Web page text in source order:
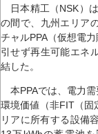
日本精工（NSK）
の間で、九州エリア
チャルPPA（仮想電
引せず再生可能エネ
結した。
本PPAでは、電力需
環境価値（非FIT（固
リアに所有する設備